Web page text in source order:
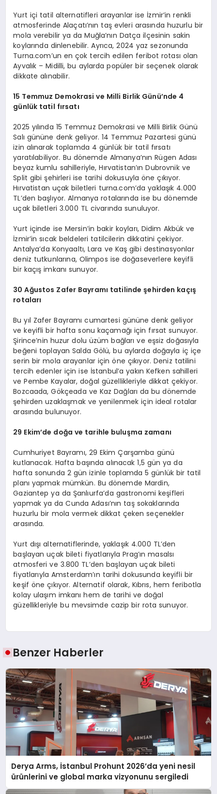
Yurt içi tatil alternatifleri arayanlar ise İzmir’in renkli
atmosferinde Alaçatı’nın taş evleri arasında huzurlu bir
mola verebilir ya da Muğla’nın Datça ilçesinin sakin
koylarında dinlenebilir. Ayrıca, 2024 yaz sezonunda
Turna.com’un en çok tercih edilen feribot rotası olan
Ayvalık – Midilli, bu aylarda popüler bir seçenek olarak
dikkate alınabilir.
15 Temmuz Demokrasi ve Milli Birlik Günü’nde 4
günlük tatil fırsatı
2025 yılında 15 Temmuz Demokrasi ve Milli Birlik Günü
Salı gününe denk geliyor. 14 Temmuz Pazartesi günü
izin alınarak toplamda 4 günlük bir tatil fırsatı
yaratılabiliyor. Bu dönemde Almanya’nın Rügen Adası
beyaz kumlu sahilleriyle, Hırvatistan’ın Dubrovnik ve
Split gibi şehirleri ise tarihi dokusuyla öne çıkıyor.
Hırvatistan uçak biletleri turna.com’da yaklaşık 4.000
TL’den başlıyor. Almanya rotalarında ise bu dönemde
uçak biletleri 3.000 TL civarında sunuluyor.
Yurt içinde ise Mersin’in bakir koyları, Didim Akbük ve
İzmir’in sıcak beldeleri tatilcilerin dikkatini çekiyor.
Antalya’da Konyaaltı, Lara ve Kaş gibi destinasyonlar
deniz tutkunlarına, Olimpos ise doğaseverlere keyifli
bir kaçış imkanı sunuyor.
30 Ağustos Zafer Bayramı tatilinde şehirden kaçış
rotaları
Bu yıl Zafer Bayramı cumartesi gününe denk geliyor
ve keyifli bir hafta sonu kaçamağı için fırsat sunuyor.
Şirince’nin huzur dolu üzüm bağları ve eşsiz doğasıyla
beğeni toplayan Salda Gölü, bu aylarda doğayla iç içe
serin bir mola arayanlar için öne çıkıyor. Deniz tatilini
tercih edenler için ise İstanbul’a yakın Kefken sahilleri
ve Pembe Kayalar, doğal güzellikleriyle dikkat çekiyor.
Bozcaada, Gökçeada ve Kaz Dağları da bu dönemde
şehirden uzaklaşmak ve yenilenmek için ideal rotalar
arasında bulunuyor.
29 Ekim’de doğa ve tarihle buluşma zamanı
Cumhuriyet Bayramı, 29 Ekim Çarşamba günü
kutlanacak. Hafta başında alınacak 1,5 gün ya da
hafta sonunda 2 gün izinle toplamda 5 günlük bir tatil
planı yapmak mümkün. Bu dönemde Mardin,
Gaziantep ya da Şanlıurfa’da gastronomi keşifleri
yapmak ya da Cunda Adası’nın taş sokaklarında
huzurlu bir mola vermek dikkat çeken seçenekler
arasında.
Yurt dışı alternatiflerinde, yaklaşık 4.000 TL’den
başlayan uçak bileti fiyatlarıyla Prag’ın masalsı
atmosferi ve 3.800 TL’den başlayan uçak bileti
fiyatlarıyla Amsterdam’ın tarihi dokusunda keyifli bir
keşif öne çıkıyor. Alternatif olarak, Kıbrıs, hem feribotla
kolay ulaşım imkanı hem de tarihi ve doğal
güzellikleriyle bu mevsimde cazip bir rota sunuyor.
Benzer Haberler
Derya Arms, İstanbul Prohunt 2026’da yeni nesil
ürünlerini ve global marka vizyonunu sergiledi